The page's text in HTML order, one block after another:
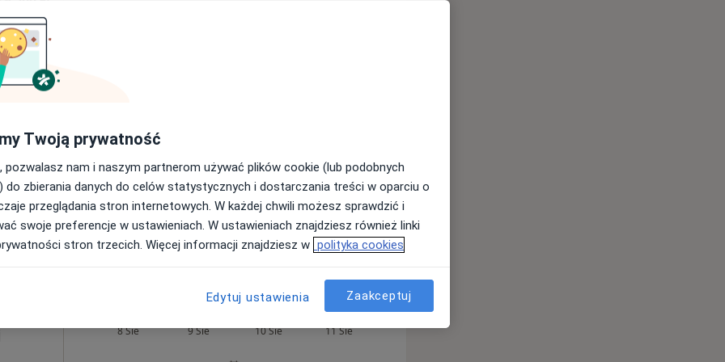
36
330 zł
Umawianie online nie jest dostępne
Poproś o wizytę
8 Sie 9 Sie 10 Sie
Wt,
11 Sie
Śr,
12 Sie
Twoją prywatność
pozwalasz nam i naszym partnerom używać plików cookie (lub podobnych
do zbierania danych do celów statystycznych i dostarczania treści w oparciu o
przeglądania stron internetowych. W każdej chwili możesz sprawdzić i
swoje preferencje w ustawieniach. W ustawieniach znajdziesz również linki
stron trzecich. Więcej informacji znajdziesz w polityka cookies
Edytuj ustawienia Zaakceptuj